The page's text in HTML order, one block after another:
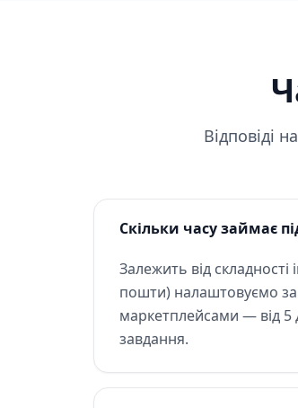
Відповіді
Скільки часу займає
Залежить від складності
пошти) налаштовуємо за
маркетплейсами — від 5
завдання.